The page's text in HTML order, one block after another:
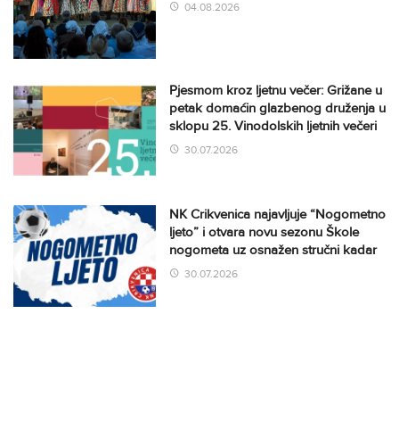
04.08.2026
Pjesmom kroz ljetnu večer: Grižane u
petak domaćin glazbenog druženja u
sklopu 25. Vinodolskih ljetnih večeri
30.07.2026
NK Crikvenica najavljuje “Nogometno
ljeto” i otvara novu sezonu Škole
nogometa uz osnažen stručni kadar
30.07.2026